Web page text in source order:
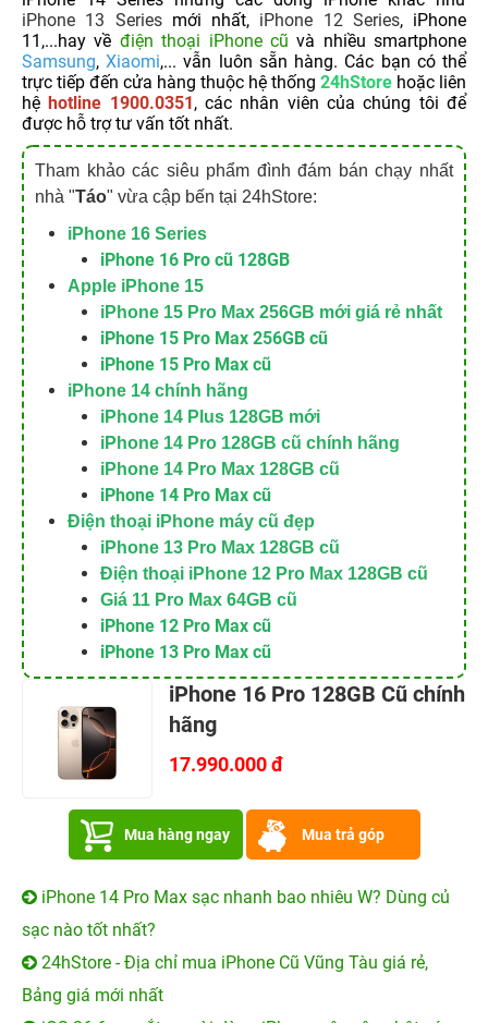
iPhone 13 Seriesmới nhất, iPhone 12 Series, iPhone
11,...hay về điện thoại iPhone cũ và nhiều smartphone
Samsung,Xiaomi,... vẫn luôn sẵn hàng. Các bạn có thể
trực tiếp đến cửa hàng thuộc hệ thống 24hStore hoặc liên
hệhotline 1900.0351, các nhân viên của chúng tôi để
được hỗ trợ tư vấn tốt nhất.
Tham khảo các siêu phẩm đình đám bán chạy nhất
nhà "Táo" vừa cập bến tại 24hStore:
iPhone 16 Series
iPhone 16 Pro cũ 128GB
Apple iPhone 15
iPhone 15 Pro Max 256GB mới giá rẻ nhất
iPhone 15 Pro Max 256GB cũ
iPhone 15 Pro Max cũ
iPhone 14 chính hãng
iPhone 14 Plus 128GB mới
iPhone 14 Pro 128GB cũ chính hãng
iPhone 14 Pro Max 128GB cũ
iPhone 14 Pro Max cũ
Điện thoại iPhone máy cũ đẹp
iPhone 13 Pro Max 128GB cũ
Điện thoại iPhone 12 Pro Max 128GB cũ
Giá 11 Pro Max 64GB cũ
iPhone 12 Pro Max cũ
iPhone 13 Pro Max cũ
iPhone 16 Pro 128GB Cũ chính
hãng
17.990.000 đ
Mua hàng ngay Mua trả góp
iPhone 14 Pro Max sạc nhanh bao nhiêu W? Dùng củ
sạc nào tốt nhất?
24hStore - Địa chỉ mua iPhone Cũ Vũng Tàu giá rẻ,
Bảng giá mới nhất